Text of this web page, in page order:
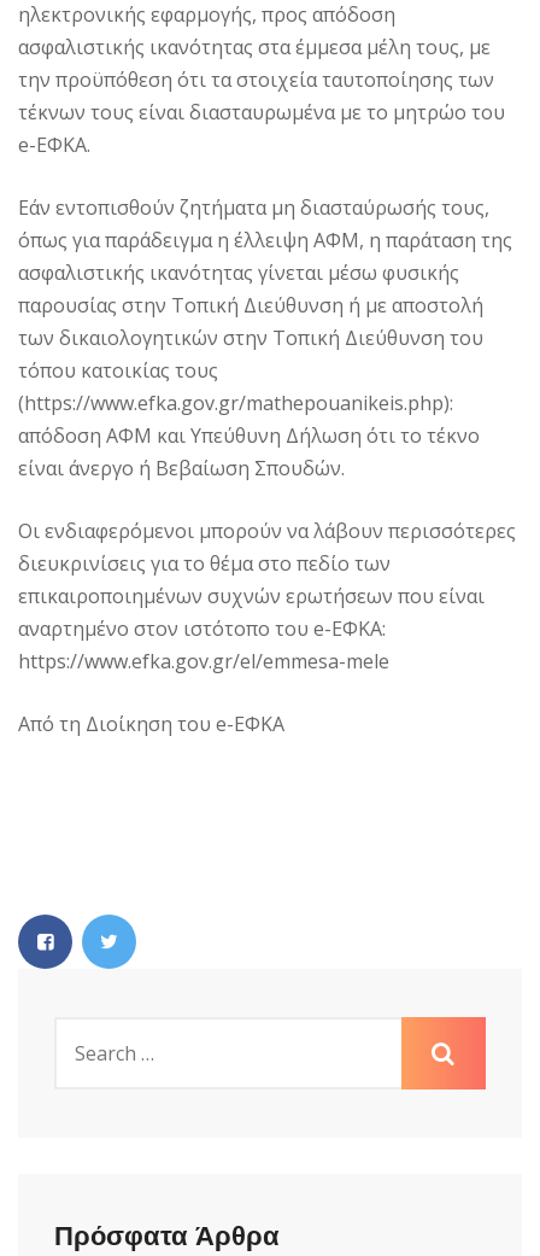
ηλεκτρονικής εφαρμογής, προς απόδοση
ασφαλιστικής ικανότητας στα έμμεσα μέλη τους, με
την προϋπόθεση ότι τα στοιχεία ταυτοποίησης των
τέκνων τους είναι διασταυρωμένα με το μητρώο του
e-ΕΦΚΑ.
Εάν εντοπισθούν ζητήματα μη διασταύρωσής τους,
όπως για παράδειγμα η έλλειψη ΑΦΜ, η παράταση της
ασφαλιστικής ικανότητας γίνεται μέσω φυσικής
παρουσίας στην Τοπική Διεύθυνση ή με αποστολή
των δικαιολογητικών στην Τοπική Διεύθυνση του
τόπου κατοικίας τους
(https://www.efka.gov.gr/mathepouanikeis.php):
απόδοση ΑΦΜ και Υπεύθυνη Δήλωση ότι το τέκνο
είναι άνεργο ή Βεβαίωση Σπουδών.
Οι ενδιαφερόμενοι μπορούν να λάβουν περισσότερες
διευκρινίσεις για το θέμα στο πεδίο των
επικαιροποιημένων συχνών ερωτήσεων που είναι
αναρτημένο στον ιστότοπο του e-ΕΦΚΑ:
https://www.efka.gov.gr/el/emmesa-mele
Από τη Διοίκηση του e-ΕΦΚΑ
Πρόσφατα Άρθρα